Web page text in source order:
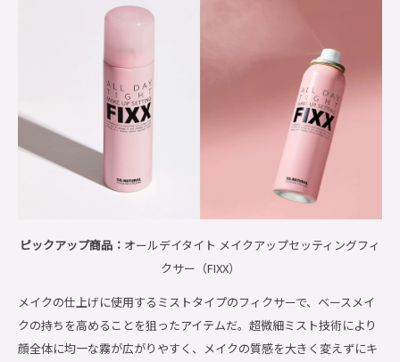
ピックアップ商品： オールデイタイト メイクアップセッティングフィ
クサー（FIXX）
メイクの仕上げに使用するミストタイプのフィクサーで、ベースメイ
クの持ちを高めることを狙ったアイテムだ。超微細ミスト技術により
顔全体に均一な霧が広がりやすく、メイクの質感を大きく変えずにキ